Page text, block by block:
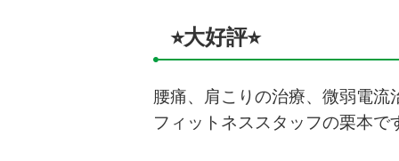
⭐︎大好評⭐︎
腰痛、肩こりの治療、微弱電流
フィットネススタッフの栗本で